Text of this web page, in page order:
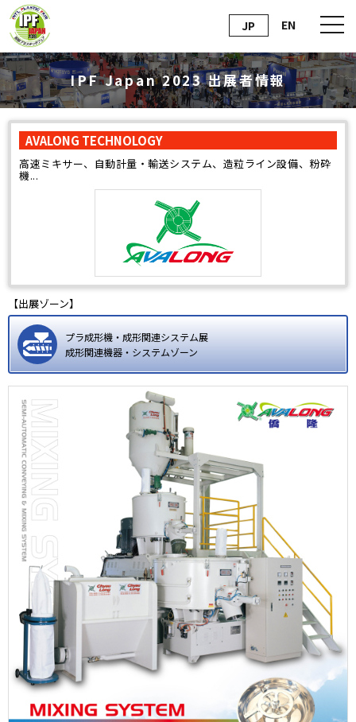
JP EN
IPF Japan 2023 出展者情報
AVALONG TECHNOLOGY
高速ミキサー、自動計量・輸送システム、造粒ライン設備、粉砕
機...
【出展ゾーン】
プラ成形機・成形関連システム展
成形関連機器・システムゾーン